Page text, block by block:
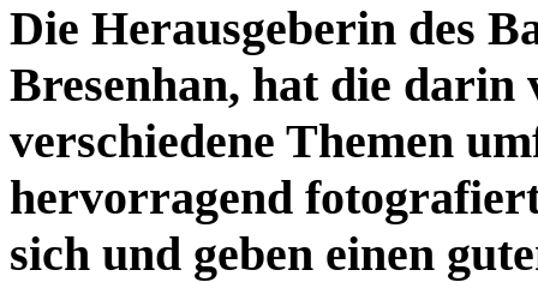
Die Herausgeberin des
Bresenhan, hat die darin
verschiedene Themen
hervorragend
sich und geben einen